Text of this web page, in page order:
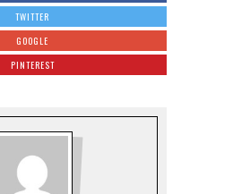
TWITTER
GOOGLE
PINTEREST